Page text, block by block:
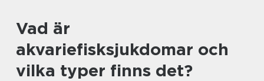
Vad är
akvariefisksjukdomar och
vilka typer finns det?